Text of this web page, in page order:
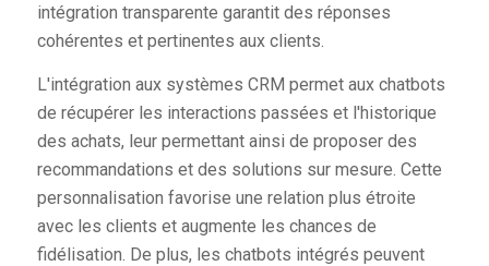
intégration transparente garantit des réponses
cohérentes et pertinentes aux clients.
L'intégration aux systèmes CRM permet aux chatbots
de récupérer les interactions passées et l'historique
des achats, leur permettant ainsi de proposer des
recommandations et des solutions sur mesure. Cette
personnalisation favorise une relation plus étroite
avec les clients et augmente les chances de
fidélisation. De plus, les chatbots intégrés peuvent